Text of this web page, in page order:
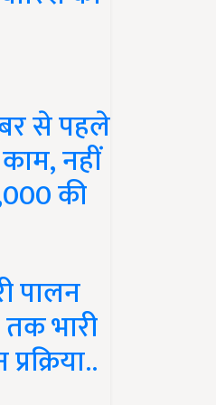
से पहले
नहीं
की
पालन
भारी